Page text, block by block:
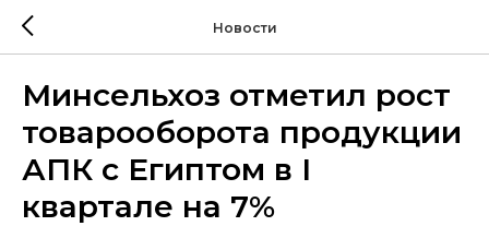
Новости
Минсельхоз отметил рост
товарооборота продукции
АПК с Египтом в I
квартале на 7%